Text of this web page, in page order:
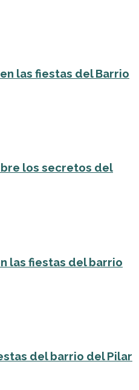
las fiestas del Barrio
los secretos del
las fiestas del barrio
del barrio del Pilar